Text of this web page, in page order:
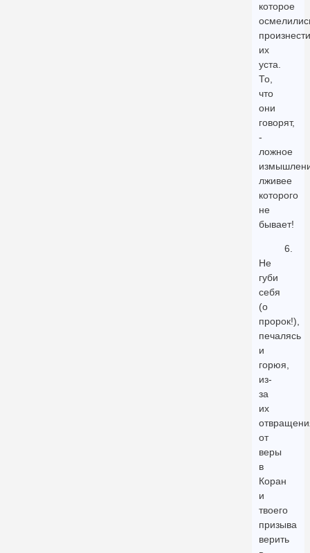
которое
произнести
их
уста.
То,
что
они
говорят,
-
ложное
лживее
которого
не
бывает!
6.
Не
губи
себя
(о
пророк!),
печалясь
и
горюя,
из-
за
их
от
веры
в
Коран
и
твоего
призыва
верить